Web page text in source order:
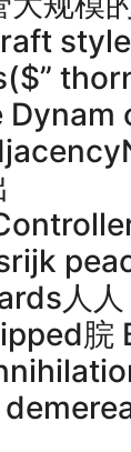
脘